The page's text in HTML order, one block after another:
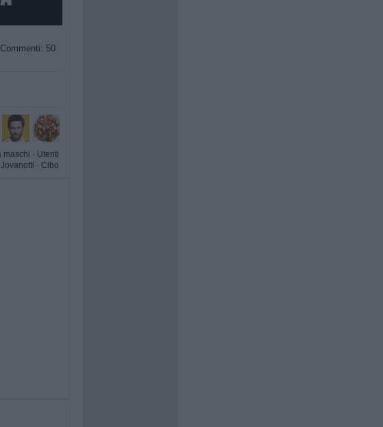
Commenti: 50
maschi · Utenti
Jovanotti · Cibo